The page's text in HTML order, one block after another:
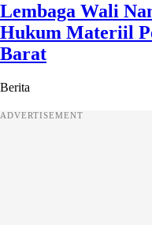
Lembaga Wali
Hukum Materiil
Barat
Berita
ADVERTISEMENT